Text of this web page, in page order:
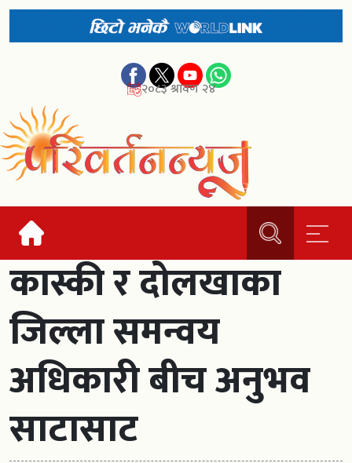
२०८३ श्रावण २४
कास्की र दोलखाका
जिल्ला समन्वय
अधिकारी बीच अनुभव
साटासाट